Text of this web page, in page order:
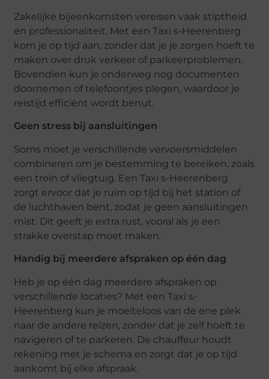
Zakelijke bijeenkomsten vereisen vaak stiptheid
en professionaliteit. Met een Taxi s-Heerenberg
kom je op tijd aan, zonder dat je je zorgen hoeft te
maken over druk verkeer of parkeerproblemen.
Bovendien kun je onderweg nog documenten
doornemen of telefoontjes plegen, waardoor je
reistijd efficiënt wordt benut.
Geen stress bij aansluitingen
Soms moet je verschillende vervoersmiddelen
combineren om je bestemming te bereiken, zoals
een trein of vliegtuig. Een Taxi s-Heerenberg
zorgt ervoor dat je ruim op tijd bij het station of
de luchthaven bent, zodat je geen aansluitingen
mist. Dit geeft je extra rust, vooral als je een
strakke overstap moet maken.
Handig bij meerdere afspraken op één dag
Heb je op één dag meerdere afspraken op
verschillende locaties? Met een Taxi s-
Heerenberg kun je moeiteloos van de ene plek
naar de andere reizen, zonder dat je zelf hoeft te
navigeren of te parkeren. De chauffeur houdt
rekening met je schema en zorgt dat je op tijd
aankomt bij elke afspraak.